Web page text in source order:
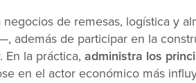
negocios de remesas, logística y
además de participar en la
En la práctica, administra los
en el actor económico más